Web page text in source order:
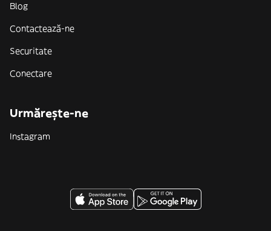
Blog
Contactează-ne
Securitate
Conectare
Urmărește-ne
Instagram